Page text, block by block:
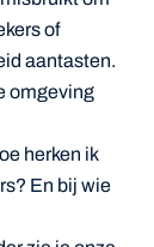
of
aantasten.
omgeving
herken ik
En bij wie